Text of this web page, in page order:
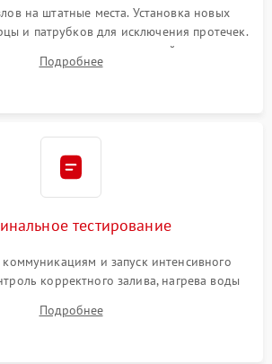
на штатные места. Установка новых
и патрубков для исключения протечек.
хомутов гидравлической системы,
и установка датчика поплавка.
Подробнее
тестирование
и запуск интенсивного
корректного залива, нагрева воды
отсутствия посторонних шумов,
и абсолютной сухости в поддоне.
Подробнее